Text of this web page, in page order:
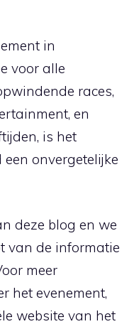
in
voor alle
races,
en
is het
onvergetelijke
deze blog en we
van de informatie
meer
het evenement,
website van het